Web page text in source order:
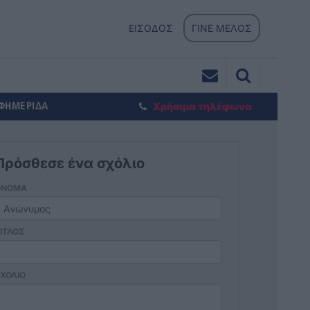
ΕΙΣΟΔΟΣ ΓΙΝΕ ΜΕΛΟΣ
Χρήσιμα τηλέφωνα
ένα σχόλιο